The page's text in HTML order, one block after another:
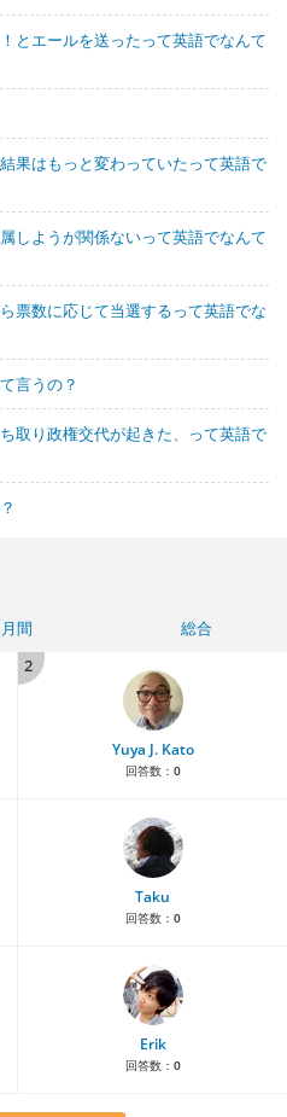
とエールを送ったって英語でなんて
果はもっと変わっていたって英語で
しようが関係ないって英語でなんて
票数に応じて当選するって英語でな
言うの？
取り政権交代が起きた、って英語で
月間
総合
2
Yuya J. Kato
回答数： 0
Taku
回答数： 0
Erik
回答数： 0